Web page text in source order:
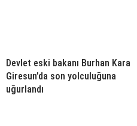
Devlet eski bakanı Burhan Kara
Giresun’da son yolculuğuna
uğurlandı